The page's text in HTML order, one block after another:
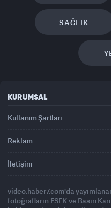
SAĞLIK
KURUMSAL
Kullanım Şartları
Reklam
İletişim
video.haber7.com'da
fotoğrafların FSEK ve Basın